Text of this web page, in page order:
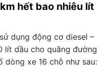
hết bao nhiêu lít
dụng động cơ diesel –
lít dầu cho quãng đường
dòng xe 16 chỗ như sau: